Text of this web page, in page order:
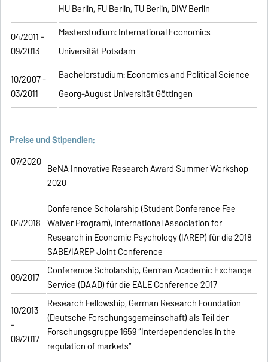
HU Berlin, FU Berlin, TU Berlin, DIW Berlin
04/2011 -
09/2013
Masterstudium: International Economics
Universität Potsdam
10/2007 -
03/2011
Bachelorstudium: Economics and Political Science
Georg-August Universität Göttingen
Preise und Stipendien:
07/2020 BeNA Innovative Research Award Summer Workshop
2020
04/2018
Conference Scholarship (Student Conference Fee
Waiver Program), International Association for
Research in Economic Psychology (IAREP) für die 2018
SABE/IAREP Joint Conference
09/2017 Conference Scholarship, German Academic Exchange
Service (DAAD) für die EALE Conference 2017
10/2013
-
09/2017
Research Fellowship, German Research Foundation
(Deutsche Forschungsgemeinschaft) als Teil der
Forschungsgruppe 1659 “Interdependencies in the
regulation of markets”